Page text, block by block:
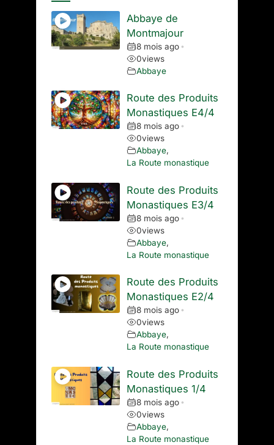
Abbaye de
Montmajour
8 mois ago •
0views
Abbaye
Route des Produits
Monastiques E4/4
8 mois ago •
0views
Abbaye,
La Route monastique
Route des Produits
Monastiques E3/4
8 mois ago •
0views
Abbaye,
La Route monastique
Route des Produits
Monastiques E2/4
8 mois ago •
0views
Abbaye,
La Route monastique
Route des Produits
Monastiques 1/4
8 mois ago •
0views
Abbaye,
La Route monastique